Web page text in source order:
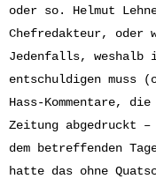
oder so. Helmut
Chefredakteur, oder
Jedenfalls, weshalb
entschuldigen muss
Hass-Kommentare,
Zeitung abgedruckt
dem betreffenden
hatte das ohne